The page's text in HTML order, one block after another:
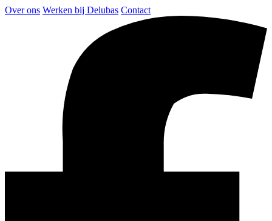
Over ons Werken bij Delubas Contact